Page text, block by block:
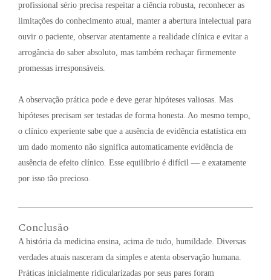
profissional sério precisa respeitar a ciência robusta, reconhecer as
limitações do conhecimento atual, manter a abertura intelectual para
ouvir o paciente, observar atentamente a realidade clínica e evitar a
arrogância do saber absoluto, mas também rechaçar firmemente
promessas irresponsáveis.
A observação prática pode e deve gerar hipóteses valiosas. Mas
hipóteses precisam ser testadas de forma honesta. Ao mesmo tempo,
o clínico experiente sabe que a ausência de evidência estatística em
um dado momento não significa automaticamente evidência de
ausência de efeito clínico. Esse equilíbrio é difícil — e exatamente
por isso tão precioso.
Conclusão
A história da medicina ensina, acima de tudo, humildade. Diversas
verdades atuais nasceram da simples e atenta observação humana.
Práticas inicialmente ridicularizadas por seus pares foram